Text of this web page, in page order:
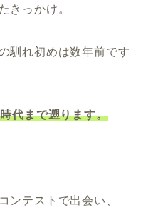
きっかけ。
馴れ初めは数年前です
代まで遡ります。
ンテストで出会い、